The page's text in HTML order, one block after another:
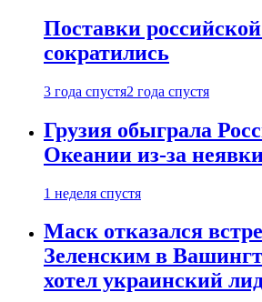
Поставки
сократились
3 года спустя2 года спустя
Грузия обыграла
Океании из-за
1 неделя спустя
Маск отказался
Зеленским в
хотел украинский